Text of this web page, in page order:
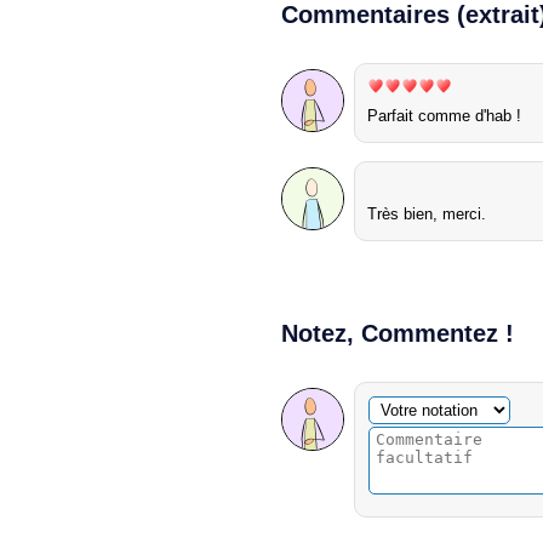
Commentaires
Parfait comme d'hab !
Très bien, merci.
Notez, Commentez !
Commentaire facultatif
Votre notation